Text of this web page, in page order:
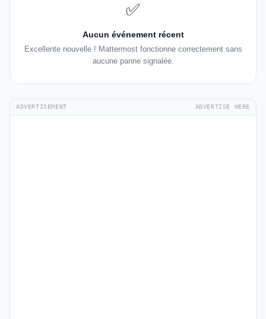
✅
Aucun événement récent
Excellente nouvelle ! Mattermost fonctionne correctement sans
aucune panne signalée.
ADVERTISEMENT ADVERTISE HERE